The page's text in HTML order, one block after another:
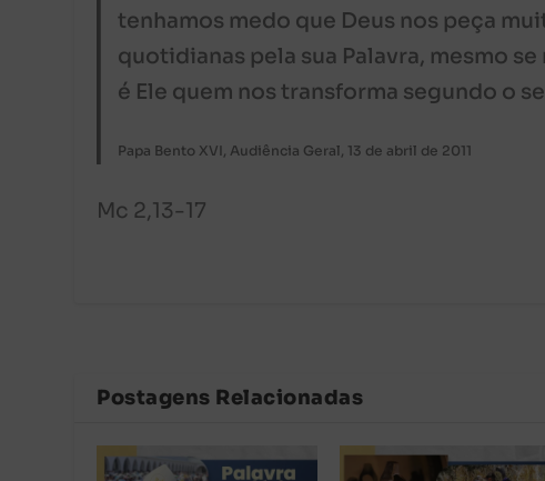
tenhamos medo que Deus nos peça
quotidianas pela sua Palavra, mesmo
é Ele quem nos transforma segundo o
Papa Bento XVI, Audiência Geral, 13 de abril de 2011
Mc 2,13-17
Postagens Relacionadas